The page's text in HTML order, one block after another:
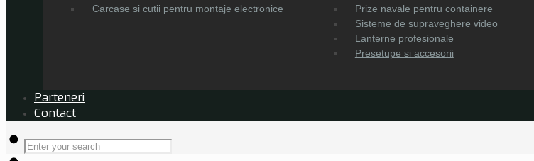
Carcase si cutii pentru montaje electronice
Prize navale pentru containere
Sisteme de supraveghere video
Lanterne profesionale
Presetupe si accesorii
Parteneri
Contact